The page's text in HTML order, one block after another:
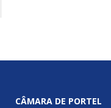
CÂMARA DE PORTEL